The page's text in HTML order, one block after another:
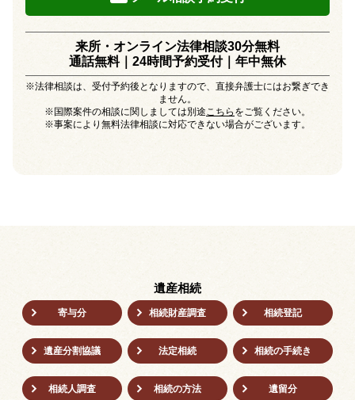
来所・オンライン法律相談30分無料
通話無料｜24時間予約受付｜年中無休
※法律相談は、受付予約後となりますので、直接弁護士にはお繋ぎでき
ません。
※国際案件の相談に関しましては別途こちら をご覧ください。
※事案により無料法律相談に対応できない場合がございます。
遺産相続
寄与分 相続財産調査 相続登記
遺産分割協議 法定相続 相続の⼿続き
相続人調査 相続の方法 遺留分